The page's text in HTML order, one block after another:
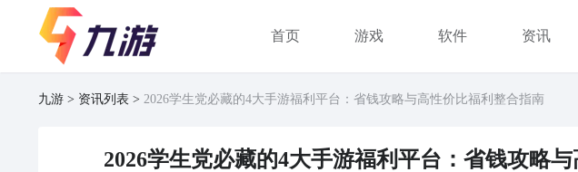
首页 游戏 软件 资讯
九游 资讯列表 2026学生党必藏的4大手游福利平台：省钱攻略与高性价比福利整合指南
2026学生党必藏的4大手游福利平台：省钱攻略